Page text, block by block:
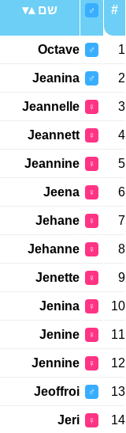
#
♂ שם
1
♂
Octave
2
♂
Jeanina
3
♀
Jeannelle
4
♀
Jeannett
5
♀
Jeannine
6
♀
Jeena
7
♀
Jehane
8
♀
Jehanne
9
♀
Jenette
10
♀
Jenina
11
♀
Jenine
12
♀
Jennine
13
♂
Jeoffroi
14
♀
Jeri